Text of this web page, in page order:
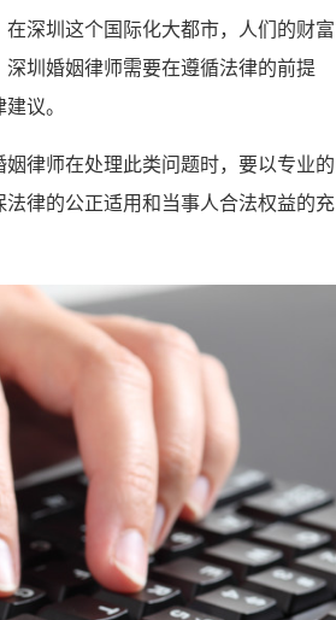
深圳这个国际化大都市，人们的财富
圳婚姻律师需要在遵循法律的前提
议。
律师在处理此类问题时，要以专业的
律的公正适用和当事人合法权益的充